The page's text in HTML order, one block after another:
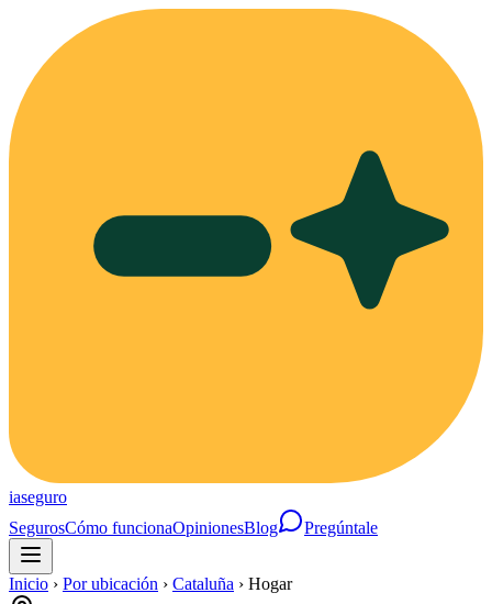
iaseguro
SegurosCómo funcionaOpinionesBlog Pregúntale
Inicio › Por ubicación › Cataluña › Hogar